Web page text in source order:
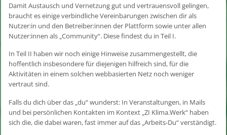
Damit Austausch und Vernetzung gut und vertrauensvoll gelingen,
braucht es einige verbindliche Vereinbarungen zwischen dir als
Nutzer:in und den Betreiber:innen der Plattform sowie unter allen
Nutzer:innen als „Community“. Diese findest du in Teil I.
In Teil II haben wir noch einige Hinweise zusammengestellt, die
hoffentlich insbesondere für diejenigen hilfreich sind, für die
Aktivitäten in einem solchen webbasierten Netz noch weniger
vertraut sind.
Falls du dich über das „du“ wunderst: In Veranstaltungen, in Mails
und bei persönlichen Kontakten im Kontext „ZI Klima.Werk“ haben
sich die, die dabei waren, fast immer auf das „Arbeits-Du“ verständigt.